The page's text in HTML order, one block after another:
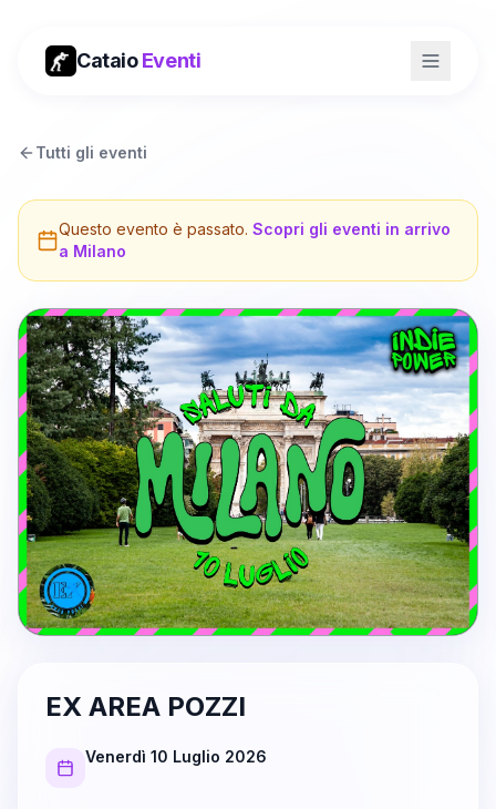
CataioEventi
Tutti gli eventi
Questo evento è passato. Scopri gli eventi in arrivo
a Milano
EX AREA POZZI
Venerdì 10 Luglio 2026